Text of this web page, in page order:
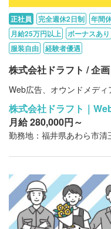
正社員 完全週休2日制 年間
月給25万円以上
ボーナスあり
服装自由
経験者優遇
株式会社ドラフト / 企
Web広告、オウンドメデ
株式会社ドラフト｜
月給 280,000円～
勤務地：福井県あわら市清